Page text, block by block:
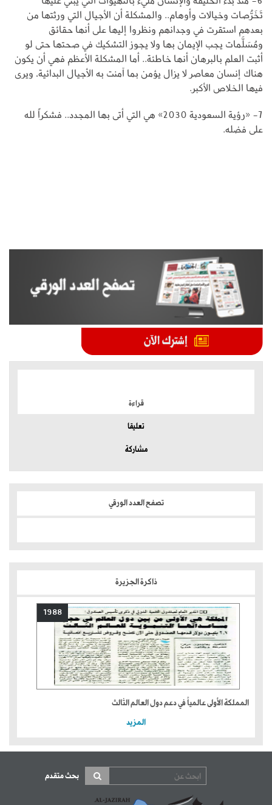
تَخَرُّصات وخيالات وأوهام.. والمشكلة أن الأجيال التي ورثتها من
بعدهم استقرت في وجدانهم ونظروا إليها على أنها حقائق
ومُسَلَّمات يجب الإيمان بها ولا يجوز التشكيك في صحتها حتى لو
أثبت العلم بالبرهان أنها خاطئة.. أما المشكلة الأعظم فهي أن يكون
هناك إنسان معاصر لا يزال يؤمن بما آمنت به الأجيال البدائية، ويرى
فيها الخلاص الأكبر.
7- «رؤية السعودية 2030» هي التي أتى بها المجدد.. فشكراً لله
على فضله.
قراءة
تعليقا
مشاركة
تصفح العدد الورقي
ذاكرة الجزيرة
1988
المملكة الأولى عالمياً في دعم دول العالم الثالث
المزيد
بحث متقدم